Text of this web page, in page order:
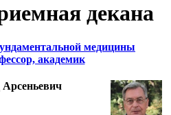
декана
медицины
академик